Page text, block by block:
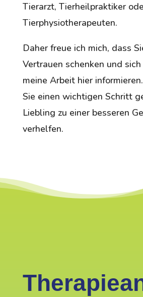
Tierarzt, Tierheilpraktiker
Tierphysiotherapeuten.
Daher freue ich mich, dass
Vertrauen schenken und
meine Arbeit hier
Sie einen wichtigen Schritt
Liebling zu einer besseren
verhelfen.